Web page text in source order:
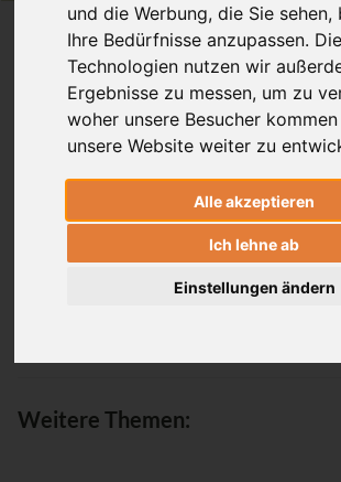
und die Werbung, die Sie sehen,
Ihre Bedürfnisse anzupassen.
Technologien nutzen wir
Ergebnisse zu messen, um zu
woher unsere Besucher
unsere Website weiter zu
Alle akzeptieren
Ich lehne ab
Einstellungen ändern
Login
Passwort vergessen / Registrieren
Weitere Themen: